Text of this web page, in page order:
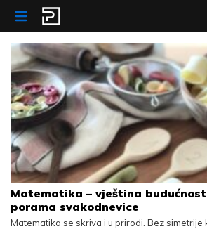
Skip to content
Matematika – vještina
porama svakodnevice
Matematika se skriva i u prirodi. Bez simetrije